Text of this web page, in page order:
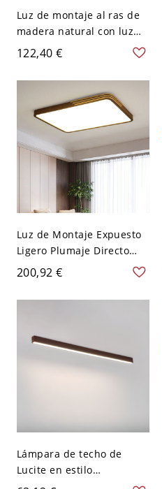
Luz de montaje al ras de
madera natural con luz
blanca, 1 pantalla de
polímero, estilo moderno,
montaje expuesto
eléctrico directo, 110V-
120V, 24", rectángulo
122,40 €
Luz de Montaje Expuesto
Ligero Plumaje Directo
Cableado Eléctrico Dorado
Luz de Techo con Pantalla
de Lucite en Estilo
200,92 €
Lámpara de techo de
Lucite en estilo
contemporáneo, 24",